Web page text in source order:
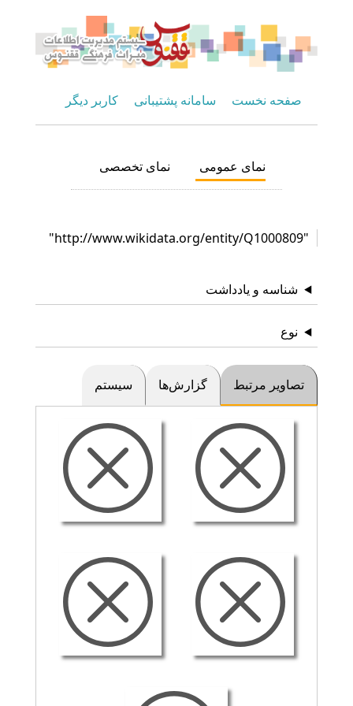
صفحه نخست سامانه پشتیبانی کاربر دیگر
نمای عمومی نمای تخصصی
"http://www.wikidata.org/entity/Q1000809"
شناسه و یادداشت
نوع
تصاویر مرتبط گزارش‌ها سیستم